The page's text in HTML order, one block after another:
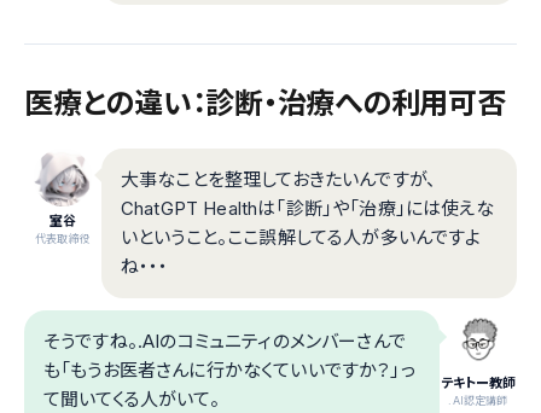
医療との違い：診断・治療への利用可否
室谷
代表取締役
大事なことを整理しておきたいんですが、
ChatGPT Healthは「診断」や「治療」には使えな
いということ。ここ誤解してる人が多いんですよ
ね・・・
テキトー教師
.AI認定講師
そうですね。.AIのコミュニティのメンバーさんで
も「もうお医者さんに行かなくていいですか？」っ
て聞いてくる人がいて。